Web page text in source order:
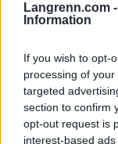
Langrenn.com -
Information
If you wish to opt-
processing of
targeted
section to confirm
opt-out request is
interest-based
MOA HANSSON
Pro Team-